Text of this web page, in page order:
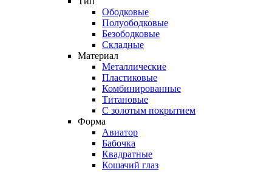
Ободковые
Полуободковые
Безободковые
Складные
Материал
Металлические
Пластиковые
Комбинированные
Титановые
С золотым покрытием
Форма
Авиатор
Бабочка
Квадратные
Кошачий глаз